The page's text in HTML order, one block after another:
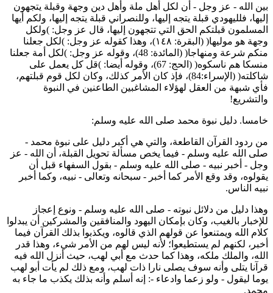
الله - عز وجل - أن لكل أهل ملة وأهل دين وجهة وقبلة يتجهون
فلليهودي قبلة يتجه إليها، وللنصراني قبلة يتجه إليها، ولكم أيها
قبلتكم الحق التي تتجهون إليها، قال عز وجل: )ولكل
وجهة هو موليها( (البقرة: ١٤٨)، وهذا كقوله عز وجل: )لكل جعلنا
منكم شرعة ومنهاجا( (المائدة: 48)، وقوله عز وجل: )لكل أمة جعلنا
منسكا هم ناسكوه( (الحج: 67)، وقوله أيضا: )قل كل يعمل على
شاكلته( (الإسراء:84)، فإذ كان الأمر كذلك، وكان لكل قوم قبلتهم،
شبهة من العقل لهؤلاء المشاغبين الطاعنين في النبوة
دليل نبوة محمد صلى الله عليه وسلم:
ردود القرآن القاطعة، والتي هي أكبر دليل على نبوة محمد -
الله عليه وسلم - فيما يخص مسألة تحويل القبلة، أن الله - عز
- أخبر نبيه - صلى الله عليه وسلم - بقول السفهاء قبل أن
وقد وقع الأمر كما أخبر - سبحانه وتعالى - نبيه، وكما أخبر
الناس.
دليل من دلائل نبوته - صلى الله عليه وسلم - ونوع إعجاز
بالغيب، وكان بإمكان اليهود والمنافقين والمشركين أن يبدلوا
الله ويمتنعوا عن قولهم الذي قالوه، ويكذبوا بذلك القرآن فيما
لكنهم لم يستطيعوا؛ لأنه ليس لهم من الأمر شيء، وهذا قدر
والملك ملكه، وهذا كما حدث مع أبي لهب، حيث أنزل الله فيه
يتلى وأنه سوف يصلى نارا ذات لهب، ومع ذلك لم يأت أبو لهب
ليقول - ولو زعما وادعاء -: إنه أسلم وأنه بذلك يكذب ما جاء به